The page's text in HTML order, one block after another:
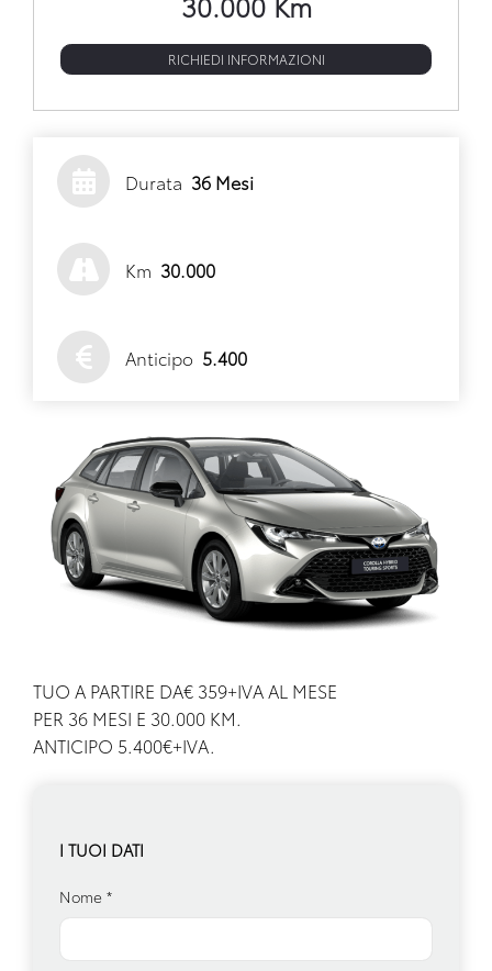
RICHIEDI INFORMAZIONI
Durata 36 Mesi
Km 30.000
Anticipo 5.400
TUO A PARTIRE DA€ 359+IVA AL MESE
PER 36 MESI E 30.000 KM.
ANTICIPO 5.400€+IVA.
I TUOI DATI
Nome *